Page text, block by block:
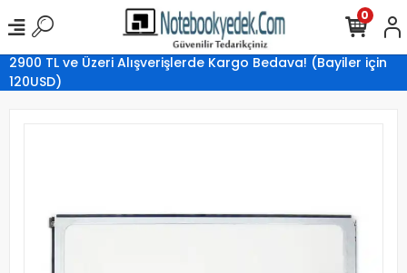
2900 TL ve Üzeri Alışverişlerde Kargo Bedava! (Bayiler için
120USD)
0